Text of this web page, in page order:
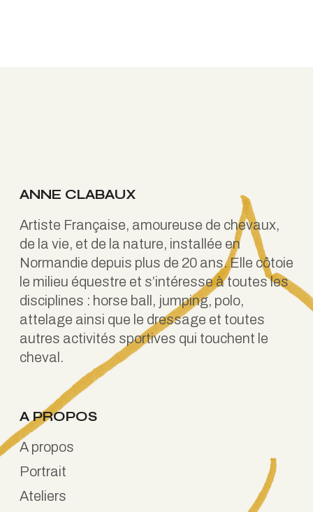
ANNE CLABAUX
Artiste Française, amoureuse de chevaux,
de la vie, et de la nature, installée en
Normandie depuis plus de 20 ans. Elle côtoie
le milieu équestre et s’intéresse à toutes les
disciplines : horse ball, jumping, polo,
attelage ainsi que le dressage et toutes
autres activités sportives qui touchent le
cheval.
A PROPOS
A propos
Portrait
Ateliers